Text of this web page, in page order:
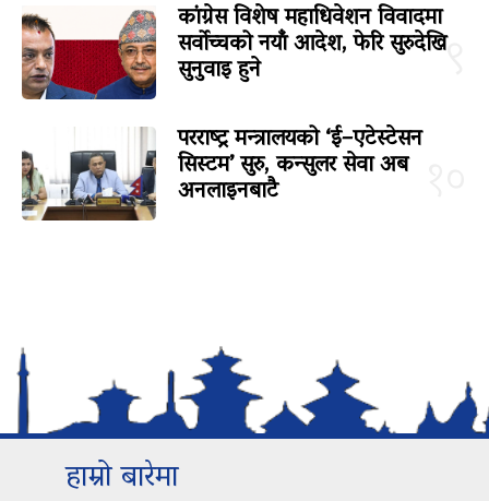
९
कांग्रेस विशेष महाधिवेशन विवादमा
सर्वोच्चको नयाँ आदेश, फेरि सुरुदेखि
सुनुवाइ हुने
परराष्ट्र मन्त्रालयको ‘ई–एटेस्टेसन
सिस्टम’ सुरु, कन्सुलर सेवा अब
अनलाइनबाटै
हाम्रो बारेमा